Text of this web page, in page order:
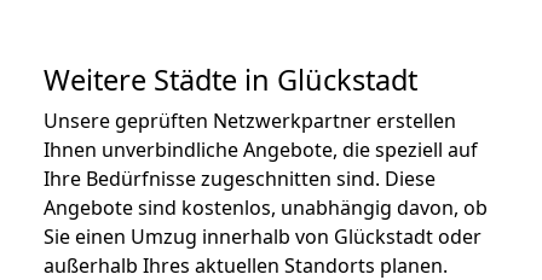
Weitere Städte in Glückstadt
Unsere geprüften Netzwerkpartner erstellen
Ihnen unverbindliche Angebote, die speziell auf
Ihre Bedürfnisse zugeschnitten sind. Diese
Angebote sind kostenlos, unabhängig davon, ob
Sie einen Umzug innerhalb von Glückstadt oder
außerhalb Ihres aktuellen Standorts planen.